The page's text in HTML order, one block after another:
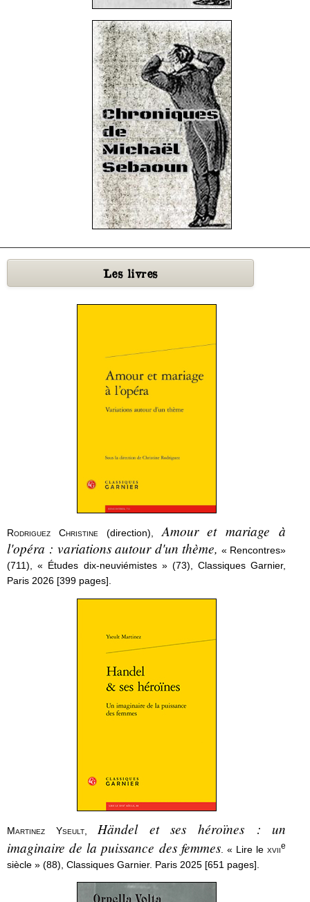
Les livres
Rodriguez Christine (direction),Amour et mariage à
l'opéra : variations autour d'un thème, « Rencontres»
(711), « Études dix-neuviémistes » (73), Classiques Garnier,
Paris 2026 [399 pages].
Martinez Yseult, Händel et ses héroïnes : un
imaginaire de la puissance des femmes. « Lire lexviie
siècle » (88), Classiques Garnier. Paris 2025 [651 pages].